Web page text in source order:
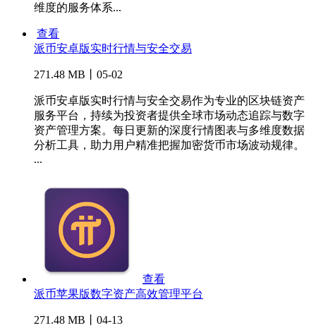
维度的服务体系...
查看
派币安卓版实时行情与安全交易
271.48 MB丨05-02
派币安卓版实时行情与安全交易作为专业的区块链资产
服务平台，持续为投资者提供全球市场动态追踪与数字
资产管理方案。每日更新的深度行情图表与多维度数据
分析工具，助力用户精准把握加密货币市场波动规律。
...
查看
派币苹果版数字资产高效管理平台
271.48 MB丨04-13